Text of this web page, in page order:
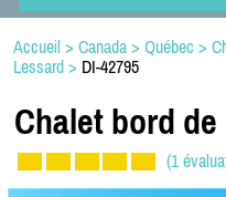
Accueil > Canada > Québec >
Lessard > DI-42795
Chalet bord de
(1